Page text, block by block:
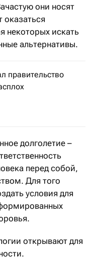
они носят
оказаться
некоторых искать
альтернативы.
правительство
тенденции
долголетие –
перед собой,
Для того
условия для
открывают для